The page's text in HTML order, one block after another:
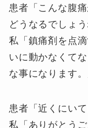
患者「こんな腹
どうなるでしょ
私「鎮痛剤を点
いに動かなくて
な事になります。
患者「近くにい
私「ありがとう